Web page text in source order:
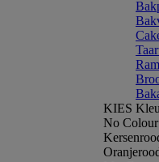
KIES
No Colour